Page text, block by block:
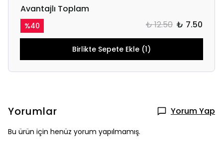
Avantajlı Toplam
%40 ₺ 12.50 ₺ 7.50
Birlikte Sepete Ekle (1)
Yorumlar Yorum Yap
Bu ürün için henüz yorum yapılmamış.